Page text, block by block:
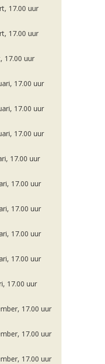
17.00 uur
17.00 uur
17.00 uur
17.00 uur
17.00 uur
17.00 uur
17.00 uur
17.00 uur
17.00 uur
17.00 uur
17.00 uur
17.00 uur
17.00 uur
17.00 uur
17.00 uur